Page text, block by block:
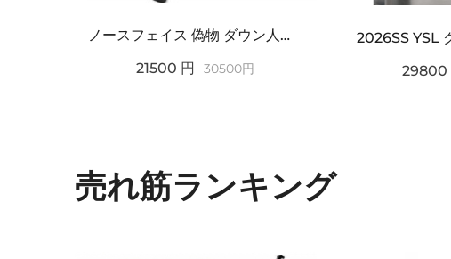
ノースフェイス 偽物 ダウン人気【THE NORTH FACE】M'S 7 SUMMIT HIM...
21500 円 30500円
29800
売れ筋ランキング